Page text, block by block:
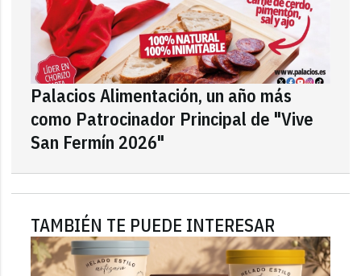
Palacios Alimentación, un año más
como Patrocinador Principal de "Vive
San Fermín 2026"
TAMBIÉN TE PUEDE INTERESAR